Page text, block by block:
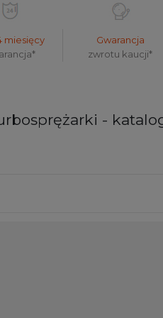
miesięcy
Gwarancja
zwrotu kaucji*
-